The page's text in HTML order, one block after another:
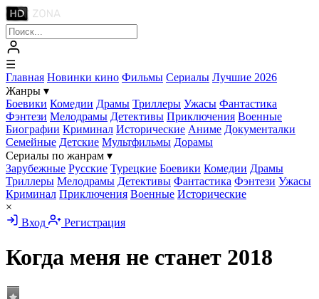
☰
Главная Новинки кино Фильмы Сериалы Лучшие 2026
Жанры ▾
Боевики Комедии Драмы Триллеры Ужасы Фантастика
Фэнтези Мелодрамы Детективы Приключения Военные
Биографии Криминал Исторические Аниме Документалки
Семейные Детские Мультфильмы Дорамы
Сериалы по жанрам ▾
Зарубежные Русские Турецкие Боевики Комедии Драмы
Триллеры Мелодрамы Детективы Фантастика Фэнтези Ужасы
Криминал Приключения Военные Исторические
×
Вход
Регистрация
Когда меня не станет 2018